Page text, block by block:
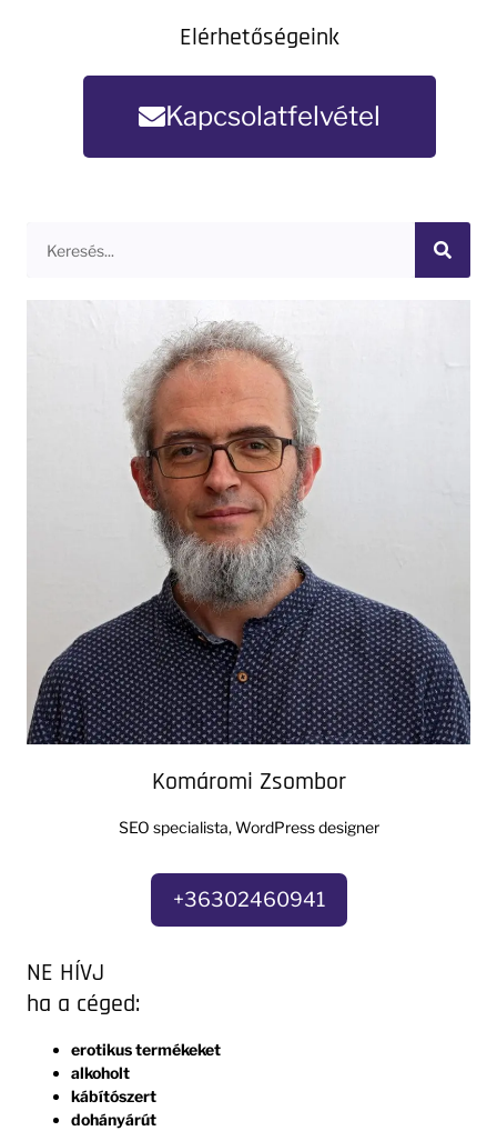
Elérhetőségeink
Kapcsolatfelvétel
Komáromi Zsombor
SEO specialista, WordPress designer
+36302460941
NE HÍVJ
ha a céged:
erotikus termékeket
alkoholt
kábítószert
dohányárút